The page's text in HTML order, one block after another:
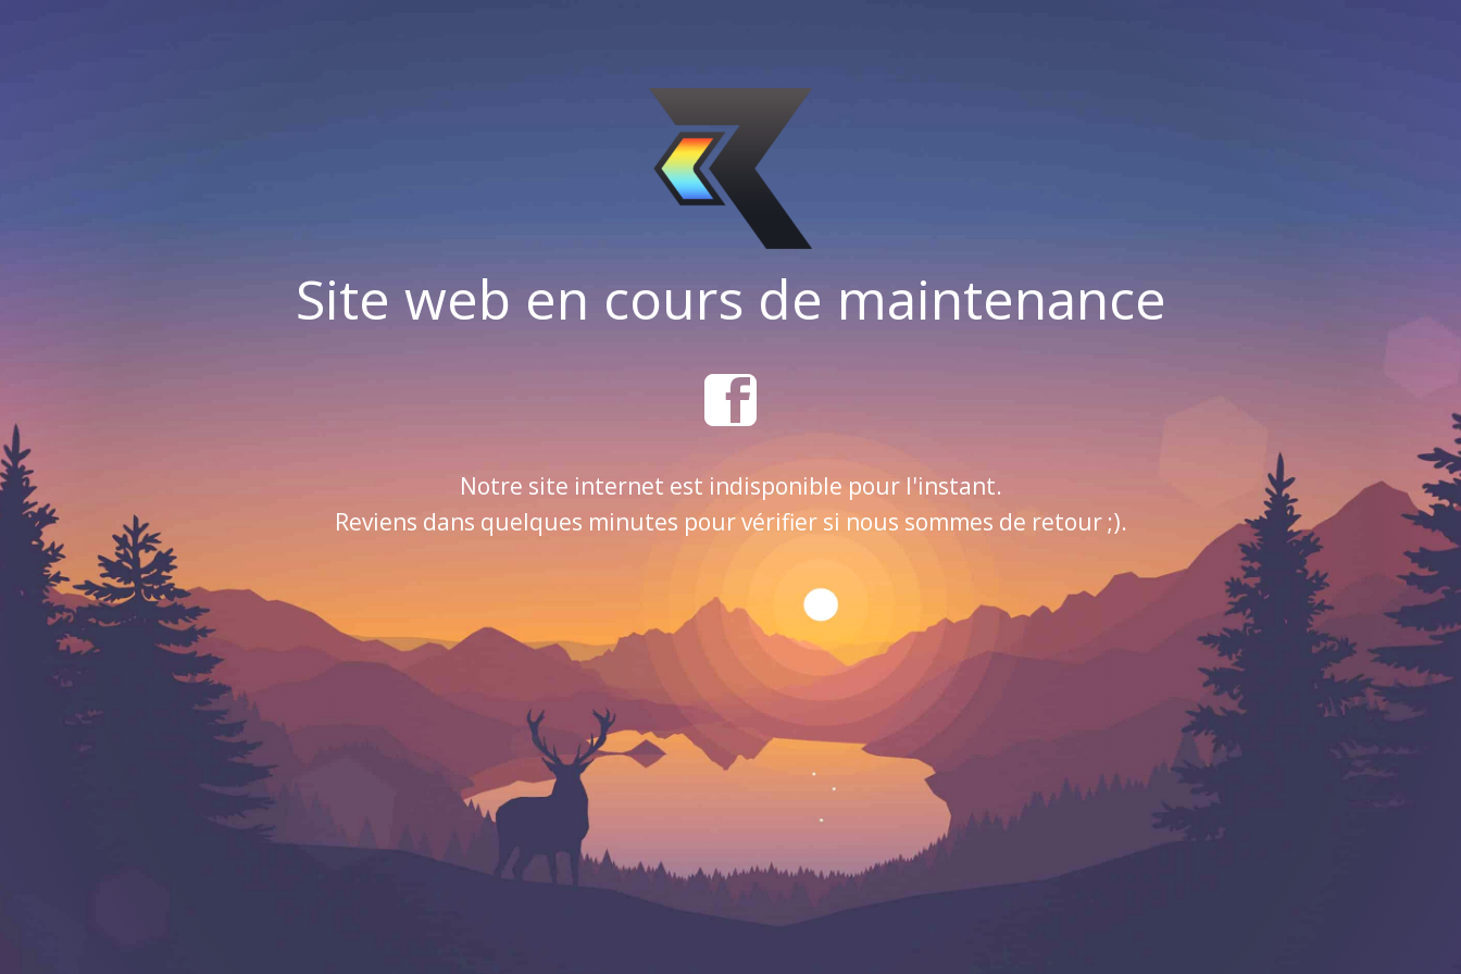
Site web en cours de maintenance
Notre site internet est indisponible pour l'instant.
Reviens dans quelques minutes pour vérifier si nous sommes de retour ;).